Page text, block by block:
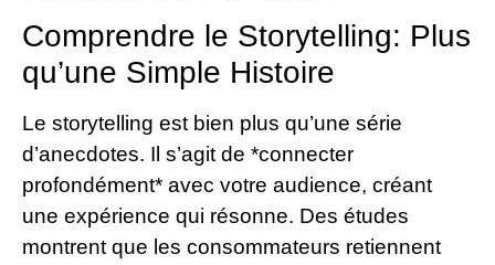
Comprendre le Storytelling: Plus
qu’une Simple Histoire
Le storytelling est bien plus qu’une série
d’anecdotes. Il s’agit de *connecter
profondément* avec votre audience, créant
une expérience qui résonne. Des études
montrent que les consommateurs retiennent